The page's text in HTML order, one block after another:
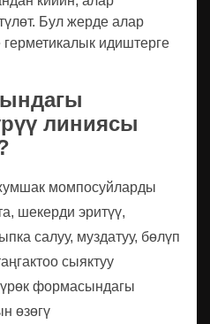
Бул жерде алар
идиштерге
линиясы
момпосуйларды
шекерди эритүү,
салуу, муздатуу, бөлүп
сыяктуу
формасындагы
өзөгү